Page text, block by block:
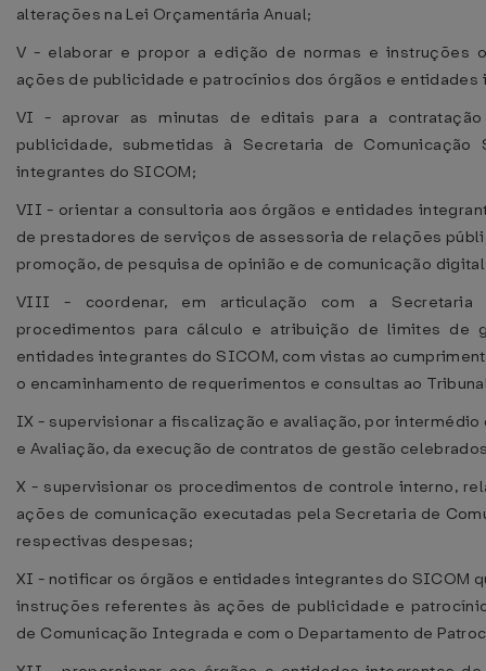
alterações na Lei Orçamentária Anual;
V - elaborar e propor a edição de normas e instruções
ações de publicidade e patrocínios dos órgãos e entidades
VI - aprovar as minutas de editais para a
publicidade, submetidas à Secretaria de
integrantes do SICOM;
VII - orientar a consultoria aos órgãos e entidades
de prestadores de serviços de assessoria de relações
promoção, de pesquisa de opinião e de comunicação
VIII - coordenar, em articulação com a Secretaria
procedimentos para cálculo e atribuição de limites de
entidades integrantes do SICOM, com vistas ao
o encaminhamento de requerimentos e consultas ao
IX - supervisionar a fiscalização e avaliação, por
e Avaliação, da execução de contratos de gestão
X - supervisionar os procedimentos de controle interno,
ações de comunicação executadas pela Secretaria de
respectivas despesas;
XI - notificar os órgãos e entidades integrantes do SICOM
instruções referentes às ações de publicidade e
de Comunicação Integrada e com o Departamento de